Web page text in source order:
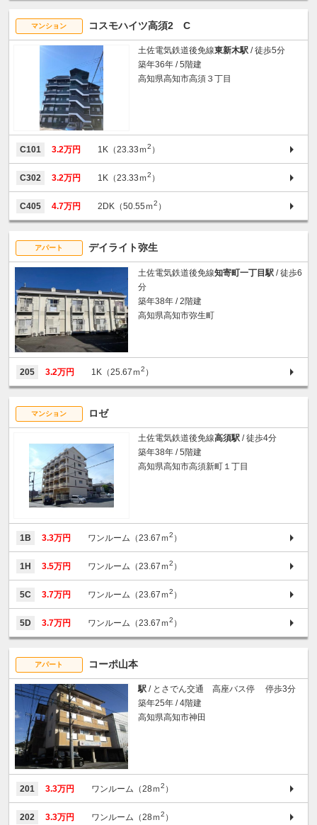
マンション コスモハイツ高須2 C
土佐電気鉄道後免線東新木駅 / 徒歩5分
築年36年 / 5階建
高知県高知市高須３丁目
C101 3.2万円 1K（23.33ｍ2 ）
C302 3.2万円 1K（23.33ｍ2 ）
C405 4.7万円 2DK（50.55ｍ2 ）
アパート デイライト弥生
土佐電気鉄道後免線知寄町一丁目駅 / 徒歩6
分
築年38年 / 2階建
高知県高知市弥生町
205 3.2万円 1K（25.67ｍ2 ）
マンション ロゼ
土佐電気鉄道後免線高須駅 / 徒歩4分
築年38年 / 5階建
高知県高知市高須新町１丁目
1B 3.3万円 ワンルーム（23.67ｍ2 ）
1H 3.5万円 ワンルーム（23.67ｍ2 ）
5C 3.7万円 ワンルーム（23.67ｍ2 ）
5D 3.7万円 ワンルーム（23.67ｍ2 ）
アパート コーポ山本
駅 / とさでん交通 高座バス停 停歩3分
築年25年 / 4階建
高知県高知市神田
201 3.3万円 ワンルーム（28ｍ2 ）
202 3.3万円 ワンルーム（28ｍ2 ）